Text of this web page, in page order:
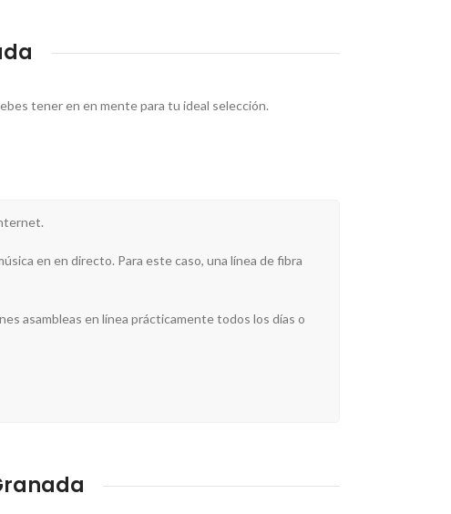
tener en en mente para tu ideal selección.
en en directo. Para este caso, una línea de fibra
asambleas en línea prácticamente todos los días o